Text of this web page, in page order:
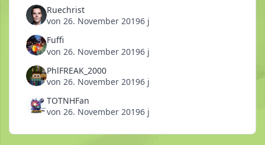
Ruechrist
von 26. November 20196 j
Fuffi
von 26. November 20196 j
PhlFREAK_2000
von 26. November 20196 j
TOTNHFan
von 26. November 20196 j